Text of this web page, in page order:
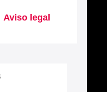
Aviso legal